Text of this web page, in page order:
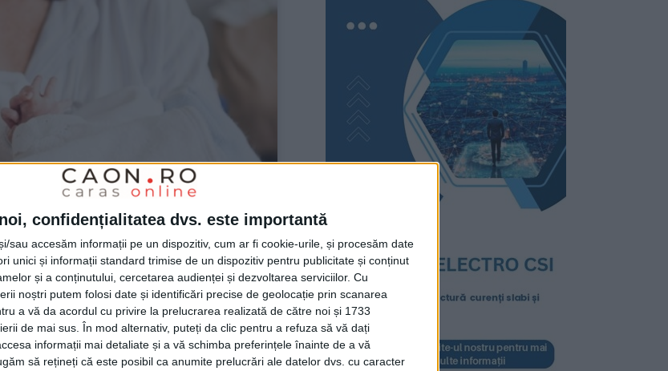
confidențialitatea dvs. este importantă
sau accesăm informații pe un dispozitiv, cum ar fi cookie-urile, și procesăm date
unici și informații standard trimise de un dispozitiv pentru publicitate și conținut
și a conținutului, cercetarea audienței și dezvoltarea serviciilor. Cu
noștri putem folosi date și identificări precise de geolocație prin scanarea
a vă da acordul cu privire la prelucrarea realizată de către noi și 1733
de mai sus. În mod alternativ, puteți da clic pentru a refuza să vă dați
informații mai detaliate și a vă schimba preferințele înainte de a vă
să rețineți că este posibil ca anumite prelucrări ale datelor dvs. cu caracter